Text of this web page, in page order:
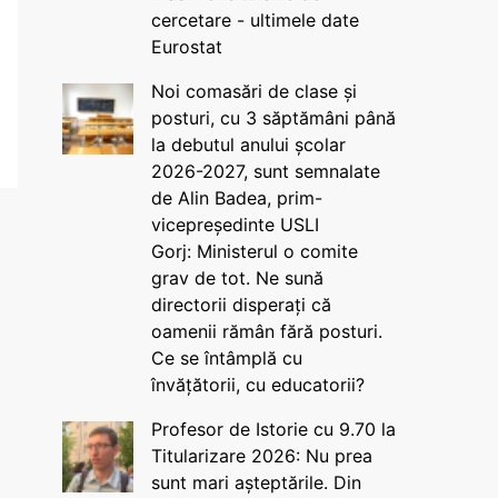
cercetare - ultimele date
Eurostat
Noi comasări de clase și
posturi, cu 3 săptămâni până
la debutul anului școlar
2026-2027, sunt semnalate
de Alin Badea, prim-
vicepreședinte USLI
Gorj: Ministerul o comite
grav de tot. Ne sună
directorii disperați că
oamenii rămân fără posturi.
Ce se întâmplă cu
învățătorii, cu educatorii?
Profesor de Istorie cu 9.70 la
Titularizare 2026: Nu prea
sunt mari așteptările. Din